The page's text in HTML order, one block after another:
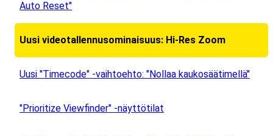
Auto Reset"
Uusi videotallennusominaisuus: Hi-Res Zoom
Uusi "Timecode" -vaihtoehto: "Nollaa kaukosäätimellä"
"Prioritize Viewfinder" -näyttötilat